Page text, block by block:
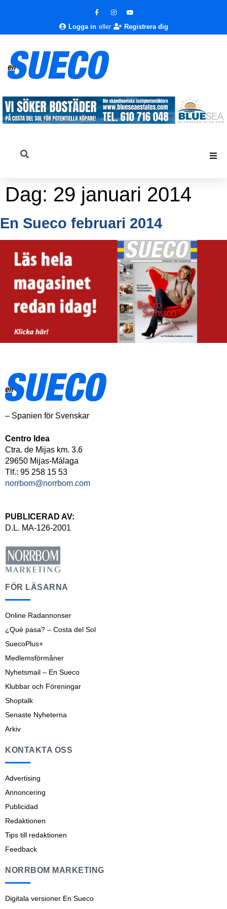
Logga in eller Registrera dig
Dag: 29 januari 2014
En Sueco februari 2014
– Spanien för Svenskar
Centro Idea
Ctra. de Mijas km. 3.6
29650 Mijas-Málaga
Tlf.: 95 258 15 53
norrbom@norrbom.com
PUBLICERAD AV:
D.L. MA-126-2001
FÖR LÄSARNA
Online Radannonser
¿Qué pasa? – Costa del Sol
SuecoPlus+
Medlemsförmåner
Nyhetsmail – En Sueco
Klubbar och Föreningar
Shoptalk
Senaste Nyheterna
Arkiv
KONTAKTA OSS
Advertising
Annoncering
Publicidad
Redaktionen
Tips till redaktionen
Feedback
NORRBOM MARKETING
Digitala versioner En Sueco